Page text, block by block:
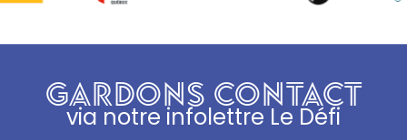
GARDONS CONTACT
via notre infolettre Le Défi